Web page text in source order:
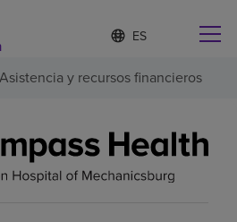
Lista
de
idiomas
contraída
d
o
s
e
e
Asistencia y recursos financieros